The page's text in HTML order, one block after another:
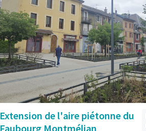
Extension de l'aire piétonne du
Faubourg Montmélian